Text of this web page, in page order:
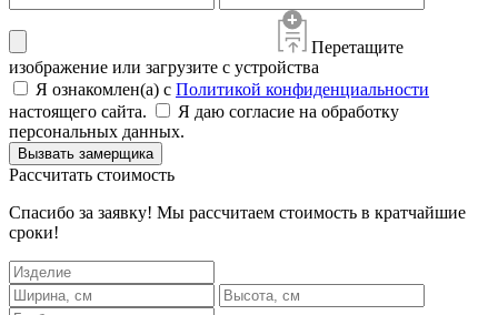
Перетащите
изображение или загрузите с устройства
Я ознакомлен(а) с Политикой конфиденциальности
настоящего сайта.
Я даю согласие на обработку
персональных данных.
Вызвать замерщика
Рассчитать стоимость
Спасибо за заявку! Мы рассчитаем стоимость в кратчайшие
сроки!